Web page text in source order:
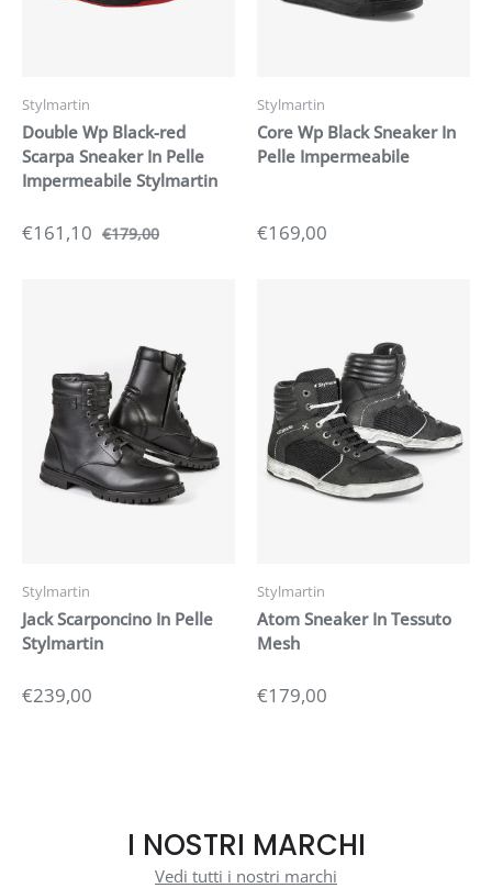
Stylmartin
Double Wp Black-red
Scarpa Sneaker In Pelle
Impermeabile Stylmartin
€161,10 €179,00
Stylmartin
Core Wp Black Sneaker In
Pelle Impermeabile
€169,00
Stylmartin
Jack Scarponcino In Pelle
Stylmartin
€239,00
Stylmartin
Atom Sneaker In Tessuto
Mesh
€179,00
I NOSTRI MARCHI
Vedi tutti i nostri marchi